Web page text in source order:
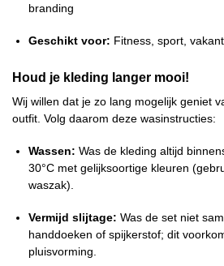
branding
Geschikt voor: Fitness, sport,
Houd je kleding langer mooi!
Wij willen dat je zo lang mogelijk geniet
outfit. Volg daarom deze wasinstructies:
Wassen: Was de kleding altijd
30°C met gelijksoortige kleuren
waszak).
Vermijd slijtage: Was de set niet
handdoeken of spijkerstof; dit
pluisvorming.